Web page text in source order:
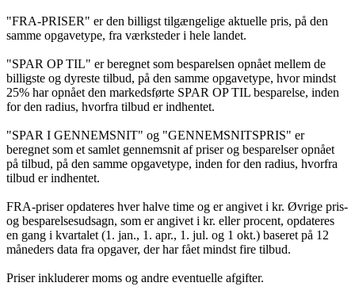
"FRA-PRISER" er den billigst tilgængelige aktuelle pris, på den
samme opgavetype, fra værksteder i hele landet.
"SPAR OP TIL" er beregnet som besparelsen opnået mellem de
billigste og dyreste tilbud, på den samme opgavetype, hvor mindst
25% har opnået den markedsførte SPAR OP TIL besparelse, inden
for den radius, hvorfra tilbud er indhentet.
"SPAR I GENNEMSNIT" og "GENNEMSNITSPRIS" er
beregnet som et samlet gennemsnit af priser og besparelser opnået
på tilbud, på den samme opgavetype, inden for den radius, hvorfra
tilbud er indhentet.
FRA-priser opdateres hver halve time og er angivet i kr. Øvrige pris-
og besparelsesudsagn, som er angivet i kr. eller procent, opdateres
en gang i kvartalet (1. jan., 1. apr., 1. jul. og 1 okt.) baseret på 12
måneders data fra opgaver, der har fået mindst fire tilbud.
Priser inkluderer moms og andre eventuelle afgifter.